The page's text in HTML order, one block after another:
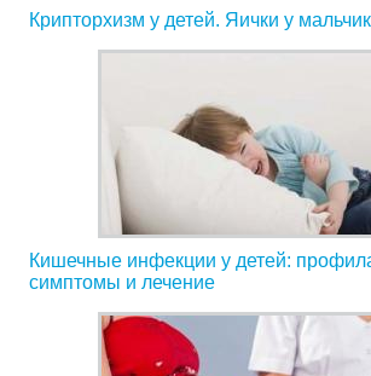
Крипторхизм у детей. Яички у
Кишечные инфекции у детей:
симптомы и лечение